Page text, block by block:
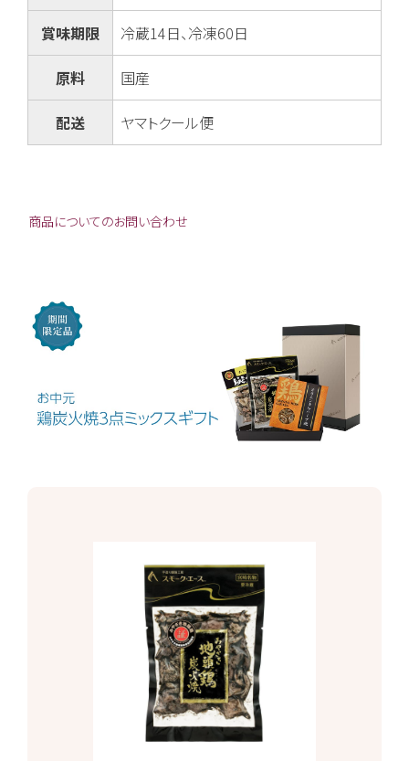
賞味期限 冷蔵14日、冷凍60日
原料 国産
配送 ヤマトクール便
商品についてのお問い合わせ